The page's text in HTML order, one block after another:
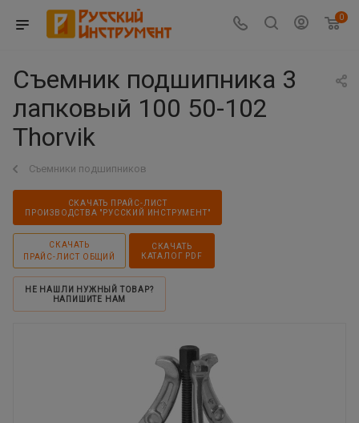
0
Съемник подшипника 3
лапковый 100 50-102
Thorvik
Съемники подшипников
СКАЧАТЬ ПРАЙС-ЛИСТ
ПРОИЗВОДСТВА "РУССКИЙ ИНСТРУМЕНТ"
СКАЧАТЬ
ПРАЙС-ЛИСТ ОБЩИЙ
СКАЧАТЬ
КАТАЛОГ PDF
НЕ НАШЛИ НУЖНЫЙ ТОВАР?
НАПИШИТЕ НАМ